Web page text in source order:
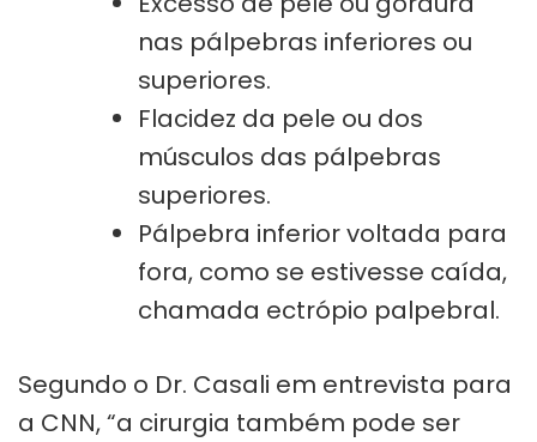
nas pálpebras inferiores ou
superiores.
Flacidez da pele ou dos
músculos das pálpebras
superiores.
Pálpebra inferior voltada para
fora, como se estivesse caída,
chamada ectrópio palpebral.
Segundo o Dr. Casali em entrevista para
a CNN, “a cirurgia também pode ser